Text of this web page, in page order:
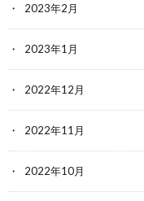
2023年2月
2023年1月
2022年12月
2022年11月
2022年10月